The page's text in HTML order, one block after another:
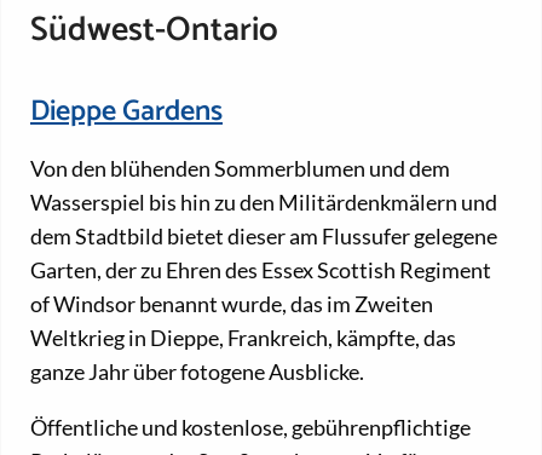
Südwest-Ontario
Dieppe Gardens
Von den blühenden Sommerblumen und dem
Wasserspiel bis hin zu den Militärdenkmälern und
dem Stadtbild bietet dieser am Flussufer gelegene
Garten, der zu Ehren des Essex Scottish Regiment
of Windsor benannt wurde, das im Zweiten
Weltkrieg in Dieppe, Frankreich, kämpfte, das
ganze Jahr über fotogene Ausblicke.
Öffentliche und kostenlose, gebührenpflichtige